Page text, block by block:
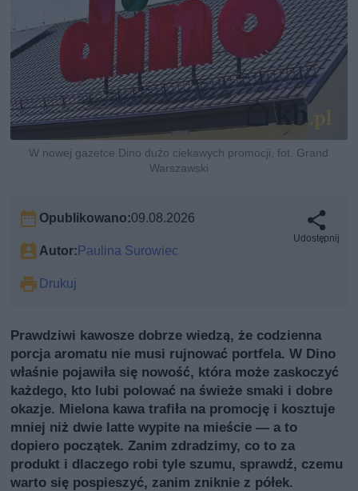
W nowej gazetce Dino dużo ciekawych promocji, fot. Grand
Warszawski
Opublikowano:09.08.2026
Autor:Paulina Surowiec
Drukuj
Udostępnij
Prawdziwi kawosze dobrze wiedzą, że codzienna
porcja aromatu nie musi rujnować portfela. W Dino
właśnie pojawiła się nowość, która może zaskoczyć
każdego, kto lubi polować na świeże smaki i dobre
okazje. Mielona kawa trafiła na promocję i kosztuje
mniej niż dwie latte wypite na mieście — a to
dopiero początek. Zanim zdradzimy, co to za
produkt i dlaczego robi tyle szumu, sprawdź, czemu
warto się pospieszyć, zanim zniknie z półek.